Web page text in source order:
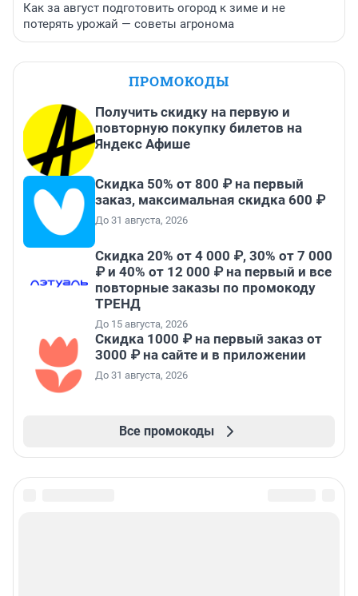
Как за август подготовить огород к зиме и не
потерять урожай — советы агронома
ПРОМОКОДЫ
Получить скидку на первую и
повторную покупку билетов на
Яндекс Афише
Скидка 50% от 800 ₽ на первый
заказ, максимальная скидка 600 ₽
До 31 августа, 2026
Скидка 20% от 4 000 ₽, 30% от 7 000
₽ и 40% от 12 000 ₽ на первый и все
повторные заказы по промокоду
ТРЕНД
До 15 августа, 2026
Скидка 1000 ₽ на первый заказ от
3000 ₽ на сайте и в приложении
До 31 августа, 2026
Все промокоды